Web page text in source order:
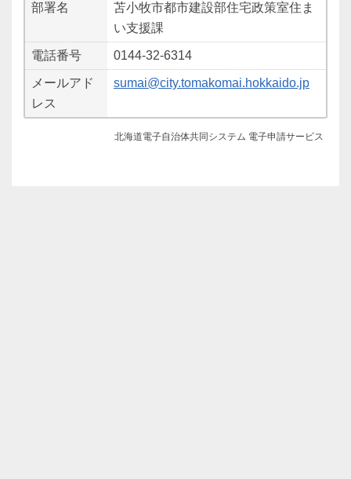
部署名
苫小牧市都市建設部住宅政策室住ま
い支援課
電話番号 0144-32-6314
メールアド
レス
sumai@city.tomakomai.hokkaido.jp
北海道電子自治体共同システム 電子申請サービス